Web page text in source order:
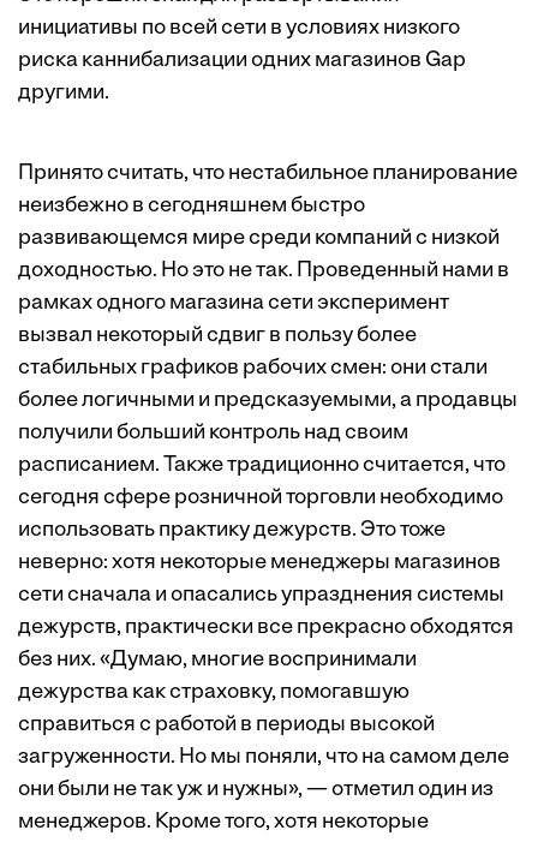
инициативы по всей сети в условиях низкого
риска каннибализации одних магазинов Gap
другими.
Принято считать, что нестабильное планирование
неизбежно в сегодняшнем быстро
развивающемся мире среди компаний с низкой
доходностью. Но это не так. Проведенный нами в
рамках одного магазина сети эксперимент
вызвал некоторый сдвиг в пользу более
стабильных графиков рабочих смен: они стали
более логичными и предсказуемыми, а продавцы
получили больший контроль над своим
расписанием. Также традиционно считается, что
сегодня сфере розничной торговли необходимо
использовать практику дежурств. Это тоже
неверно: хотя некоторые менеджеры магазинов
сети сначала и опасались упразднения системы
дежурств, практически все прекрасно обходятся
без них. «Думаю, многие воспринимали
дежурства как страховку, помогавшую
справиться с работой в периоды высокой
загруженности. Но мы поняли, что на самом деле
они были не так уж и нужны», — отметил один из
менеджеров. Кроме того, хотя некоторые